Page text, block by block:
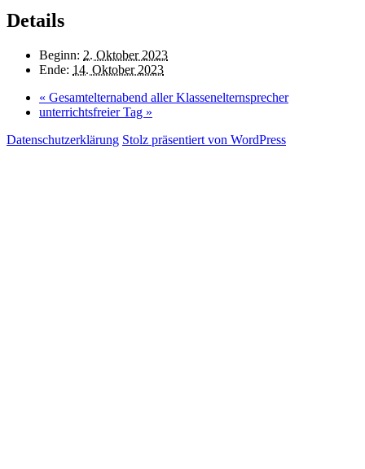
Details
Beginn: 2. Oktober 2023
Ende: 14. Oktober 2023
« Gesamtelternabend aller Klassenelternsprecher
unterrichtsfreier Tag »
Datenschutzerklärung Stolz präsentiert von WordPress